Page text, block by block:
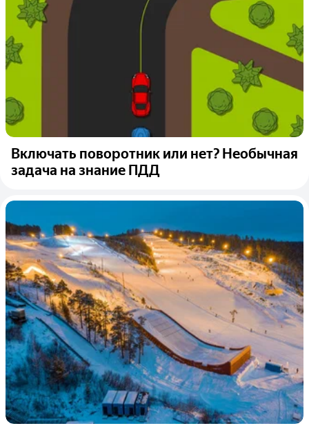
Включать поворотник или нет? Необычная
задача на знание ПДД